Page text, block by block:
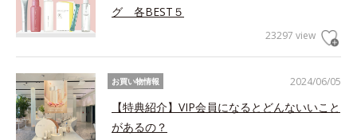
グ 各BEST５
23297 view
2024/06/05
お買い物情報
【特典紹介】VIP会員になるとどんないいこと
があるの？